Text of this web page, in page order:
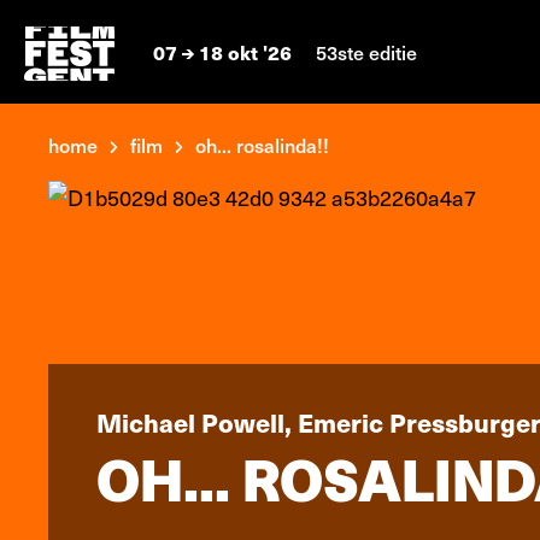
07 18 okt '26 53ste editie
home film oh... rosalinda!!
Michael Powell, Emeric Pressburger
OH...